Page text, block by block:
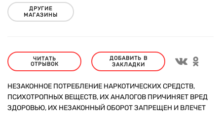
ДРУГИЕ
МАГАЗИНЫ
ЧИТАТЬ
ОТРЫВОК
ДОБАВИТЬ В
ЗАКЛАДКИ
НЕЗАКОННОЕ ПОТРЕБЛЕНИЕ НАРКОТИЧЕСКИХ СРЕДСТВ,
ПСИХОТРОПНЫХ ВЕЩЕСТВ, ИХ АНАЛОГОВ ПРИЧИНЯЕТ ВРЕД
ЗДОРОВЬЮ, ИХ НЕЗАКОННЫЙ ОБОРОТ ЗАПРЕЩЕН И ВЛЕЧЕТ